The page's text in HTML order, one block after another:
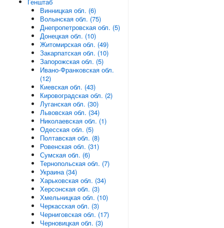
Винницкая обл. (6)
Волынская обл. (75)
Днепропетровская обл. (5)
Донецкая обл. (10)
Житомирская обл. (49)
Закарпатская обл. (10)
Запорожская обл. (5)
Ивано-Франковская обл.
(12)
Киевская обл. (43)
Кировоградская обл. (2)
Луганская обл. (30)
Львовская обл. (34)
Николаевская обл. (1)
Одесская обл. (5)
Полтавская обл. (8)
Ровенская обл. (31)
Сумская обл. (6)
Тернопольская обл. (7)
Украина (34)
Харьковская обл. (34)
Херсонская обл. (3)
Хмельницкая обл. (10)
Черкасская обл. (3)
Черниговская обл. (17)
Черновицкая обл. (3)